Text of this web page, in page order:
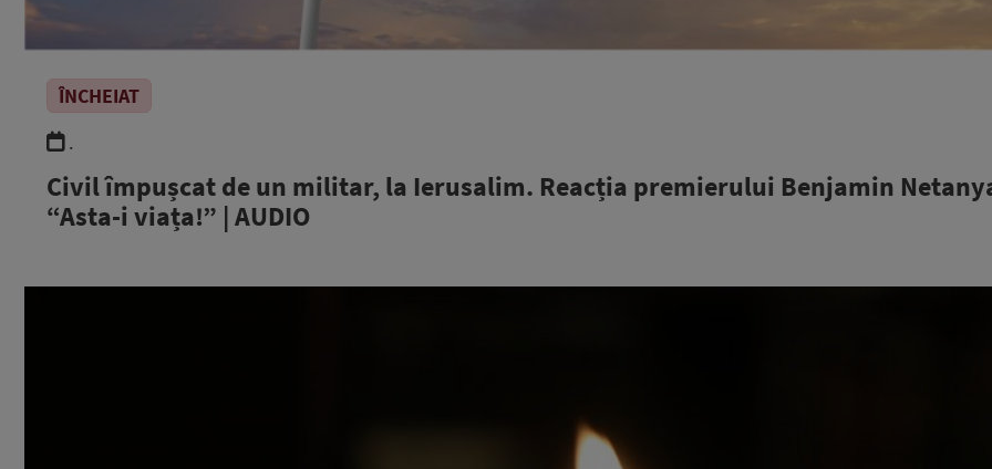
ÎNCHEIAT
.
Civil împușcat de un militar, la Ierusalim. Reacția premierului Benjamin
“Asta-i viața!” | AUDIO